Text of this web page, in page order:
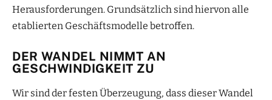
Herausforderungen. Grundsätzlich sind hiervon alle
etablierten Geschäftsmodelle betroffen.
DER WANDEL NIMMT AN
GESCHWINDIGKEIT ZU
Wir sind der festen Überzeugung, dass dieser Wandel